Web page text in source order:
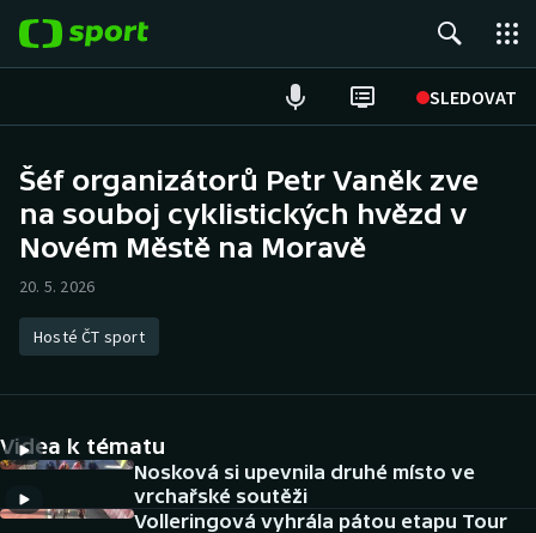
SLEDOVAT
Hokej
Atletika
DALŠÍ SPORTY
Americký fotbal
NEPŘEHLÉDNĚTE
Šéf organizátorů Petr Vaněk zve
na souboj cyklistických hvězd v
Novém Městě na Moravě
20. 5. 2026
Hosté ČT sport
Videa k tématu
Nosková si upevnila druhé místo ve
vrchařské soutěži
Volleringová vyhrála pátou etapu Tour